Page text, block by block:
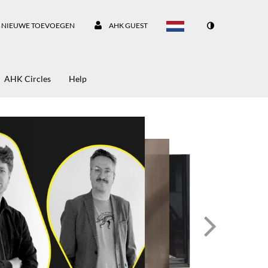
NIEUWE TOEVOEGEN AHK GUEST
AHK Circles Help
Cultureel
in Musea